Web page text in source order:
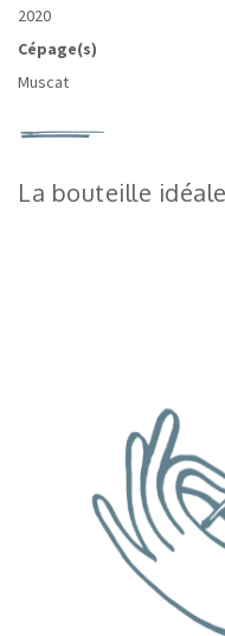
2020
Cépage(s)
Muscat
La bouteille